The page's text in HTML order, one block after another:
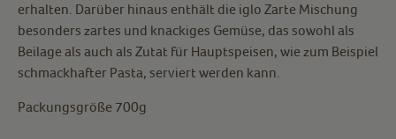
erhalten. Darüber hinaus enthält die iglo Zarte Mischung
besonders zartes und knackiges Gemüse, das sowohl als
Beilage als auch als Zutat für Hauptspeisen, wie zum Beispiel
schmackhafter Pasta, serviert werden kann.
Packungsgröße 700g